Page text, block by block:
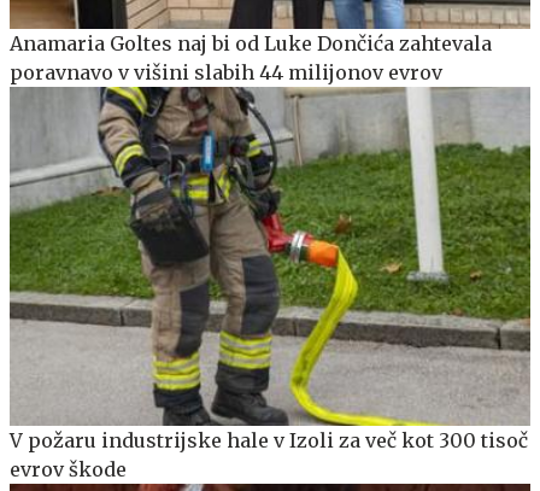
Anamaria Goltes naj bi od Luke Dončića zahtevala
poravnavo v višini slabih 44 milijonov evrov
V požaru industrijske hale v Izoli za več kot 300 tisoč
evrov škode